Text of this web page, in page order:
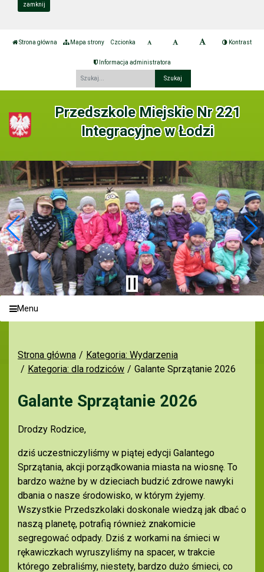
zamknij
Strona główna Mapa strony Czcionka Kontrast
Informacja administratora
Przedszkole Miejskie Nr 221
Integracyjne w Łodzi
Menu
Strona główna
Kategoria: Wydarzenia
Kategoria: dla rodziców
Galante Sprzątanie 2026
Galante Sprzątanie 2026
Drodzy Rodzice,
dziś uczestniczyliśmy w piątej edycji Galantego
Sprzątania, akcji porządkowania miasta na wiosnę. To
bardzo ważne by w dzieciach budzić zdrowe nawyki
dbania o nasze środowisko, w którym żyjemy.
Wszystkie Przedszkolaki doskonale wiedzą jak dbać o
naszą planetę, potrafią również znakomicie
segregować odpady. Dziś z workami na śmieci w
rękawiczkach wyruszyliśmy na spacer, w trakcie
którego zebraliśmy, niestety, bardzo dużo śmieci, co